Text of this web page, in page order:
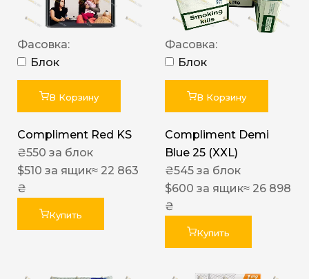
Фасовка:
Блок
В Корзину
Compliment Red KS
₴550 за блок
$510 за ящик≈ 22 863
₴
Купить
Фасовка:
Блок
В Корзину
Compliment Demi
Blue 25 (XXL)
₴545 за блок
$600 за ящик≈ 26 898
₴
Купить